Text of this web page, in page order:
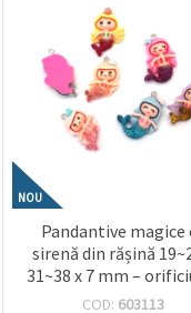
NOU
Pandantive magice
sirenă din rășină
31~38 x 7 mm –
1,5 mm, culori mixte,
COD: 603113